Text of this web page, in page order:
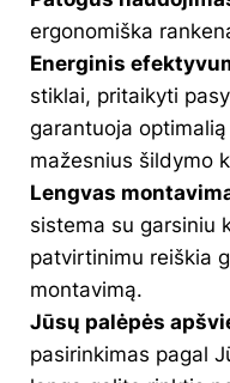
ergonomiška
Energinis
stiklai, pritaikyti
garantuoja
mažesnius šildymo
Lengvas
sistema su garsiniu
patvirtinimu reiškia
montavimą.
Jūsų palėpės
pasirinkimas pagal